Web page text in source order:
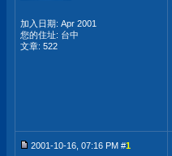
加入日期: Apr 2001
您的住址: 台中
文章: 522
2001-10-16, 07:16 PM #1